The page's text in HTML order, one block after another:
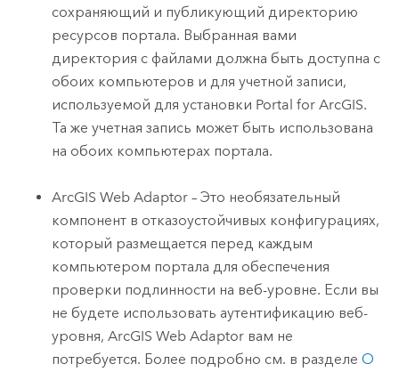
сохраняющий и публикующий директорию
ресурсов портала. Выбранная вами
директория с файлами должна быть доступна с
обоих компьютеров и для учетной записи,
используемой для установки Portal for ArcGIS.
Та же учетная запись может быть использована
на обоих компьютерах портала.
ArcGIS Web Adaptor – Это необязательный
компонент в отказоустойчивых конфигурациях,
который размещается перед каждым
компьютером портала для обеспечения
проверки подлинности на веб-уровне. Если вы
не будете использовать аутентификацию веб-
уровня,ArcGIS Web Adaptor вам не
потребуется. Более подробно см. в разделеО